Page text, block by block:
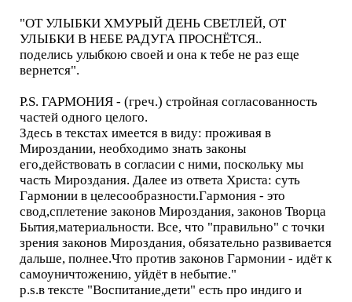
"ОТ УЛЫБКИ ХМУРЫЙ ДЕНЬ СВЕТЛЕЙ, ОТ
УЛЫБКИ В НЕБЕ РАДУГА ПРОСНЁТСЯ..
поделись улыбкою своей и она к тебе не раз еще
вернется".
P.S. ГАРМОНИЯ - (греч.) стройная согласованность
частей одного целого.
Здесь в текстах имеется в виду: проживая в
Мироздании, необходимо знать законы
его,действовать в согласии с ними, поскольку мы
часть Мироздания. Далее из ответа Христа: суть
Гармонии в целесообразности.Гармония - это
свод,сплетение законов Мироздания, законов Творца
Бытия,материальности. Все, что "правильно" с точки
зрения законов Мироздания, обязательно развивается
дальше, полнее.Что против законов Гармонии - идёт к
самоуничтожению, уйдёт в небытие."
p.s.в тексте "Воспитание,дети" есть про индиго и